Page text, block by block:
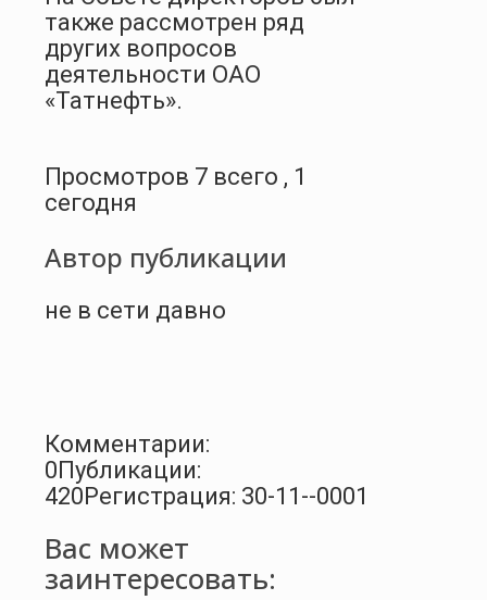
также рассмотрен ряд
других вопросов
деятельности ОАО
«Татнефть».
Просмотров 7 всего , 1
сегодня
Автор публикации
не в сети давно
Комментарии:
0Публикации:
420Регистрация: 30-11--0001
Вас может
заинтересовать: